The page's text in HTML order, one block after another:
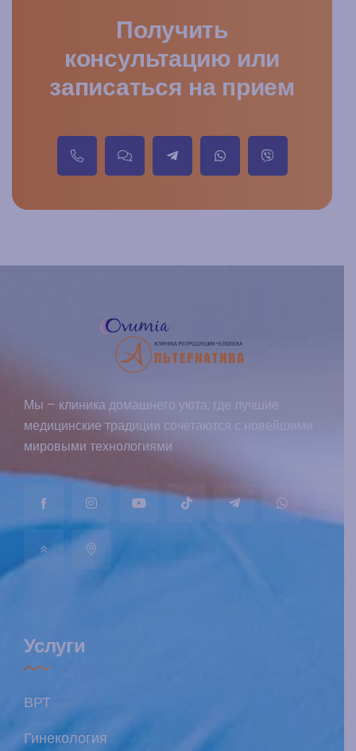
Получить
консультацию или
записаться на прием
Мы – клиника домашнего уюта, где лучшие
медицинские традиции сочетаются с новейшими
мировыми технологиями
Услуги
ВРТ
Гинекология